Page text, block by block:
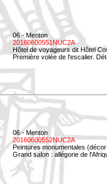
06 - Menton
20160600551NUC2A
Hôtel de voyageurs dit Hôtel
Première volée de l'escalier.
06 - Menton
20160600552NUC2A
Peintures monumentales
Grand salon : allégorie de